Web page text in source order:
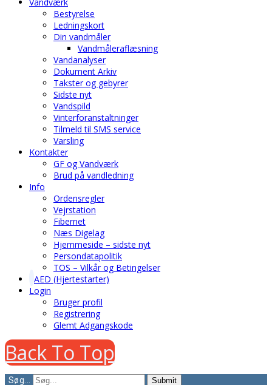
Bestyrelse
Ledningskort
Din vandmåler
Vandmåleraflæsning
Vandanalyser
Dokument Arkiv
Takster og gebyrer
Sidste nyt
Vandspild
Vinterforanstaltninger
Tilmeld til SMS service
Varsling
Kontakter
GF og Vandværk
Brud på vandledning
Info
Ordensregler
Vejrstation
Fibernet
Næs Digelag
Hjemmeside – sidste nyt
Persondatapolitik
TOS – Vilkår og Betingelser
AED (Hjertestarter)
Login
Bruger profil
Registrering
Glemt Adgangskode
Back To Top
Søg... Submit